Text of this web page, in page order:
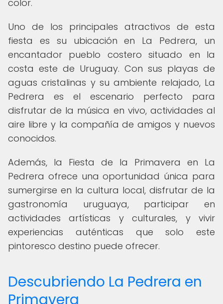
color.
Uno de los principales atractivos de esta
fiesta es su ubicación en La Pedrera, un
encantador pueblo costero situado en la
costa este de Uruguay. Con sus playas de
aguas cristalinas y su ambiente relajado, La
Pedrera es el escenario perfecto para
disfrutar de la música en vivo, actividades al
aire libre y la compañía de amigos y nuevos
conocidos.
Además, la Fiesta de la Primavera en La
Pedrera ofrece una oportunidad única para
sumergirse en la cultura local, disfrutar de la
gastronomía uruguaya, participar en
actividades artísticas y culturales, y vivir
experiencias auténticas que solo este
pintoresco destino puede ofrecer.
Descubriendo La Pedrera en
Primavera